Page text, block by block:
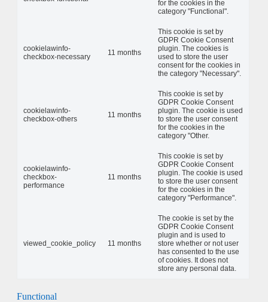
for the cookies in the
category "Functional".
cookielawinfo-
checkbox-necessary
11 months
This cookie is set by
GDPR Cookie Consent
plugin. The cookies is
used to store the user
consent for the cookies in
the category "Necessary".
cookielawinfo-
checkbox-others
11 months
This cookie is set by
GDPR Cookie Consent
plugin. The cookie is used
to store the user consent
for the cookies in the
category "Other.
cookielawinfo-
checkbox-
performance
11 months
This cookie is set by
GDPR Cookie Consent
plugin. The cookie is used
to store the user consent
for the cookies in the
category "Performance".
viewed_cookie_policy 11 months
The cookie is set by the
GDPR Cookie Consent
plugin and is used to
store whether or not user
has consented to the use
of cookies. It does not
store any personal data.
Functional